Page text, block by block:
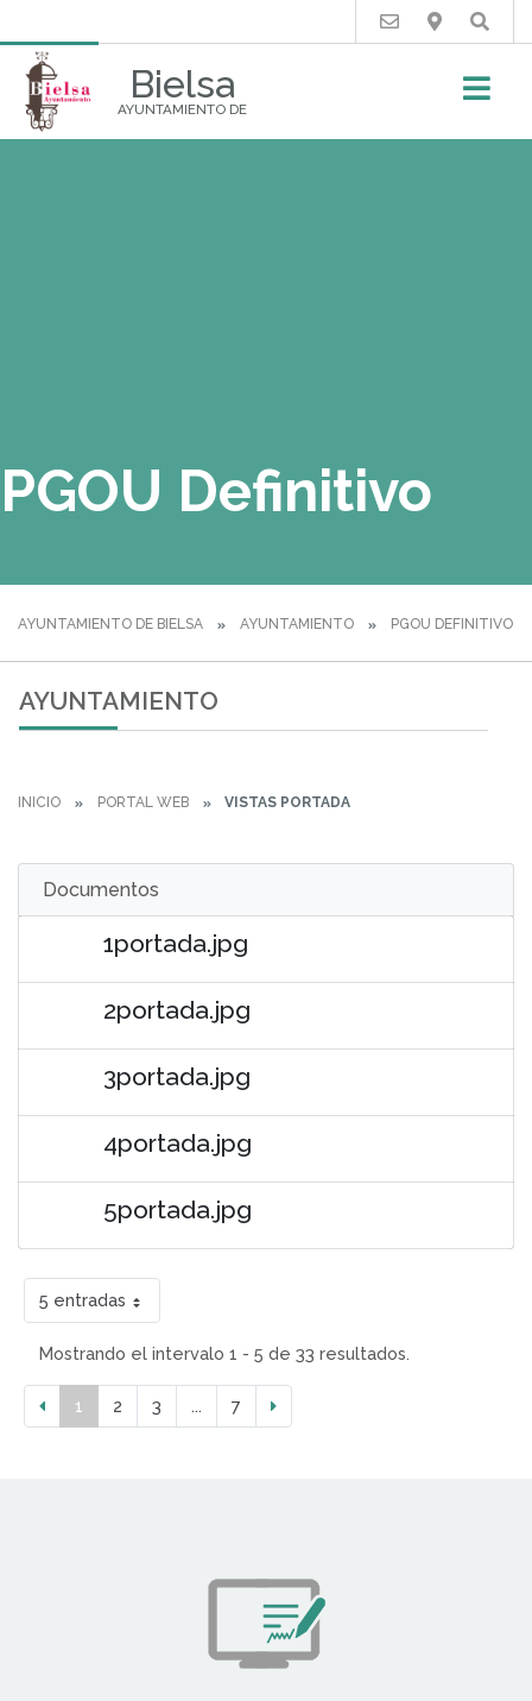
Bielsa
AYUNTAMIENTO DE
Buscar
PGOU Definitivo
AYUNTAMIENTO DE BIELSA AYUNTAMIENTO PGOU DEFINITIVO
AYUNTAMIENTO
INICIO PORTAL WEB VISTAS PORTADA
Documentos
1portada.jpg
2portada.jpg
3portada.jpg
4portada.jpg
5portada.jpg
5 entradas
Mostrando el intervalo 1 - 5 de 33 resultados.
1 2 3 ... 7